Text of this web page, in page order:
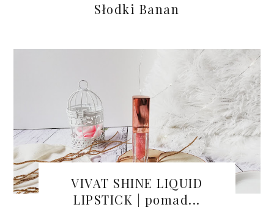
Słodki Banan
VIVAT SHINE LIQUID
LIPSTICK | pomad...